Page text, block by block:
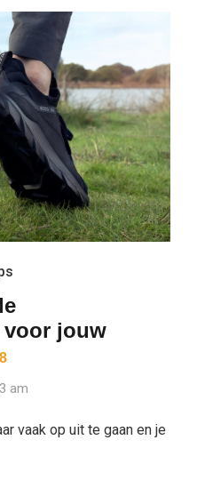
voor jouw
am
vaak op uit te gaan en je